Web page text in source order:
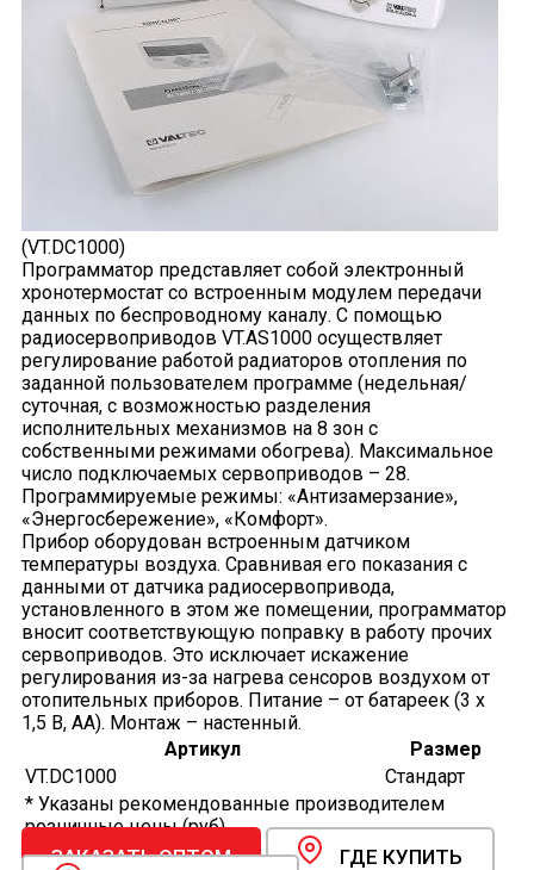
(VT.DC1000)
Программатор представляет собой электронный
хронотермостат со встроенным модулем передачи
данных по беспроводному каналу. С помощью
радиосервоприводов VT.AS1000 осуществляет
регулирование работой радиаторов отопления по
заданной пользователем программе (недельная/
суточная, с возможностью разделения
исполнительных механизмов на 8 зон с
собственными режимами обогрева). Максимальное
число подключаемых сервоприводов – 28.
Программируемые режимы: «Антизамерзание»,
«Энергосбережение», «Комфорт».
Прибор оборудован встроенным датчиком
температуры воздуха. Сравнивая его показания с
данными от датчика радиосервопривода,
установленного в этом же помещении, программатор
вносит соответствующую поправку в работу прочих
сервоприводов. Это исключает искажение
регулирования из-за нагрева сенсоров воздухом от
отопительных приборов. Питание – от батареек (3 х
1,5 В, АА). Монтаж – настенный.
Артикул
Размер
VT.DC1000
Стандарт
* Указаны рекомендованные производителем
розничные цены (руб).
ЗАКАЗАТЬ ОПТОМ
ГДЕ КУПИТЬ